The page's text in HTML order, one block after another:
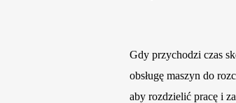
Gdy przychodzi czas
obsługę maszyn do
aby rozdzielić pracę i